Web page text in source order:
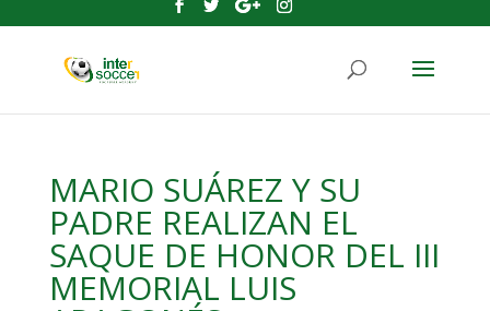
MARIO SUÁREZ Y SU
PADRE REALIZAN EL
SAQUE DE HONOR DEL III
MEMORIAL LUIS